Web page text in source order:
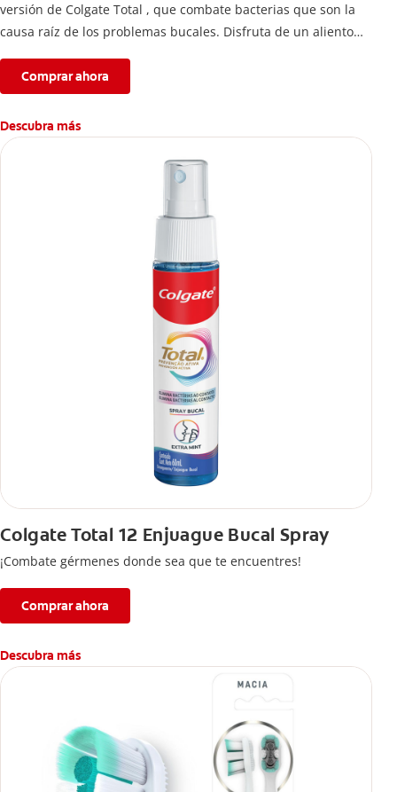
versión de Colgate Total , que combate bacterias que son la
causa raíz de los problemas bucales. Disfruta de un aliento
fórmula con desempeño superior**** de la pasta de dientes
Colgate Total que te ofrece 24 horas** de protección
antibacterial.
****Vs crema dental regular con flúor sin ingrediente
**Con el cepillado 2 veces por día y uso continuo por 4
Comprar ahora
Descubra más
Colgate Total 12 Enjuague Bucal Spray
¡Combate gérmenes donde sea que te encuentres!
Comprar ahora
Descubra más